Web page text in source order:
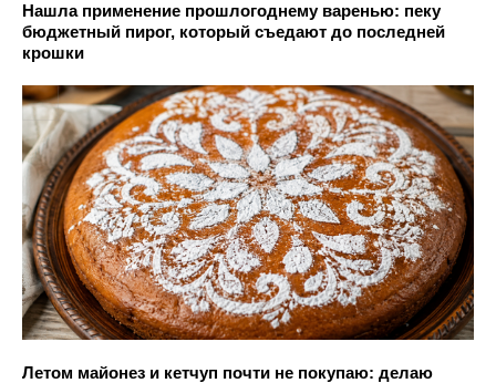
Нашла применение прошлогоднему варенью: пеку
бюджетный пирог, который съедают до последней
крошки
Летом майонез и кетчуп почти не покупаю: делаю